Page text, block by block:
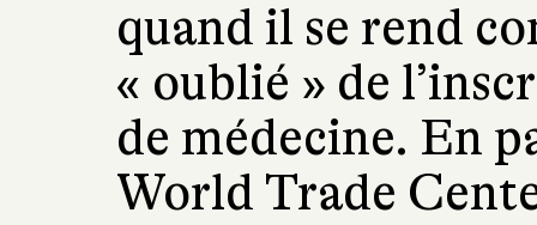
quand il se rend
« oublié » de
de médecine. En
World Trade